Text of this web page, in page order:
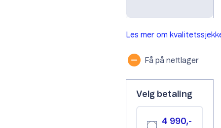
Les mer om
Få på nettlager
Velg betaling
4 990,-